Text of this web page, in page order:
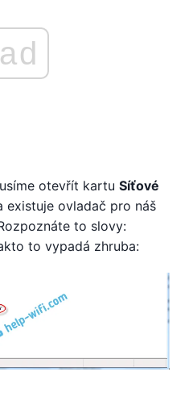
ad
otevřít kartu Síťové
existuje ovladač pro náš
to slovy:
to vypadá zhruba: